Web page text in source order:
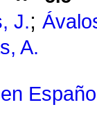
J.;
A.